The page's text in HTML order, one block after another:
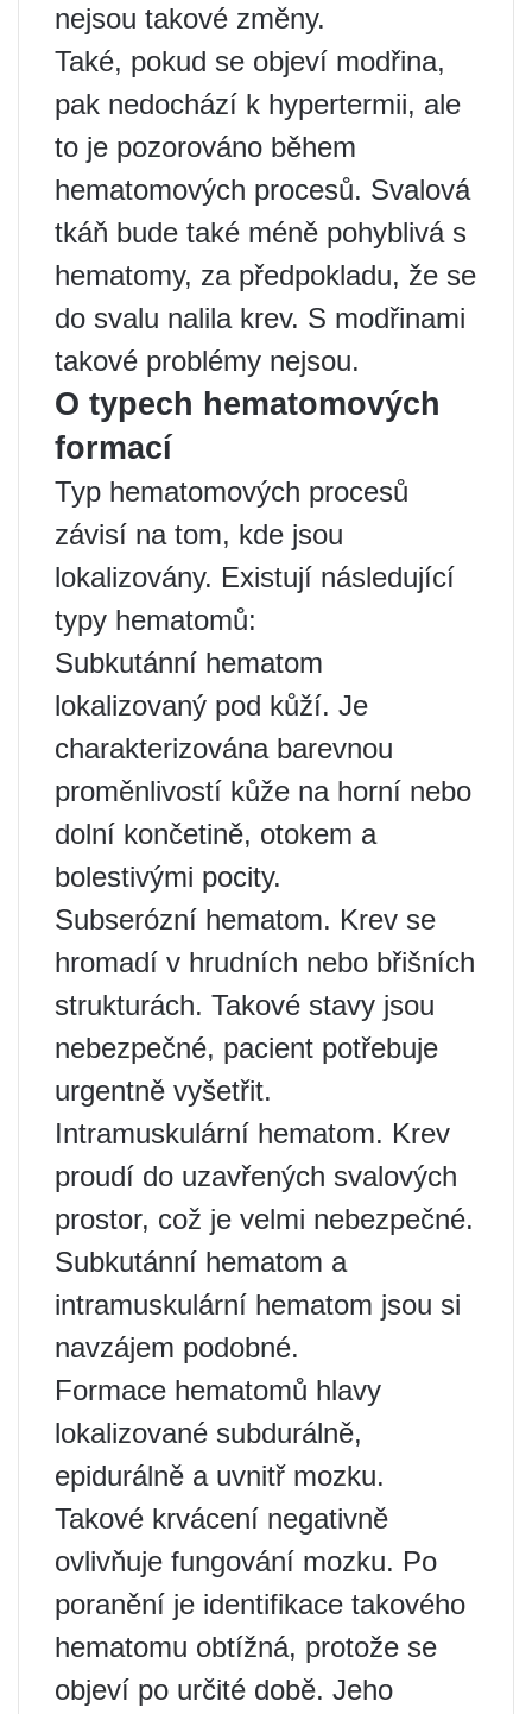
nejsou takové změny.
Také, pokud se objeví modřina,
pak nedochází k hypertermii, ale
to je pozorováno během
hematomových procesů. Svalová
tkáň bude také méně pohyblivá s
hematomy, za předpokladu, že se
do svalu nalila krev. S modřinami
takové problémy nejsou.
O typech hematomových
formací
Typ hematomových procesů
závisí na tom, kde jsou
lokalizovány. Existují následující
typy hematomů:
Subkutánní hematom
lokalizovaný pod kůží. Je
charakterizována barevnou
proměnlivostí kůže na horní nebo
dolní končetině, otokem a
bolestivými pocity.
Subserózní hematom. Krev se
hromadí v hrudních nebo břišních
strukturách. Takové stavy jsou
nebezpečné, pacient potřebuje
urgentně vyšetřit.
Intramuskulární hematom. Krev
proudí do uzavřených svalových
prostor, což je velmi nebezpečné.
Subkutánní hematom a
intramuskulární hematom jsou si
navzájem podobné.
Formace hematomů hlavy
lokalizované subdurálně,
epidurálně a uvnitř mozku.
Takové krvácení negativně
ovlivňuje fungování mozku. Po
poranění je identifikace takového
hematomu obtížná, protože se
objeví po určité době. Jeho